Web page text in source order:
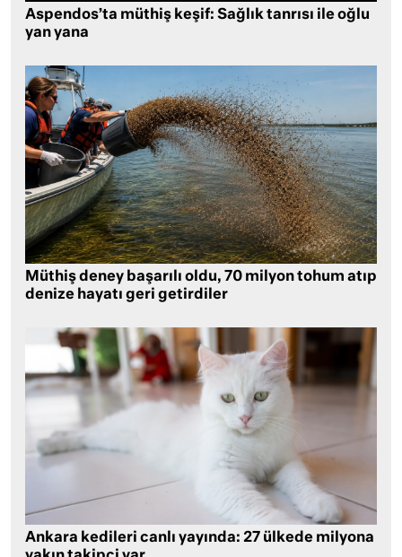
Aspendos’ta müthiş keşif: Sağlık tanrısı ile oğlu
yan yana
Müthiş deney başarılı oldu, 70 milyon tohum atıp
denize hayatı geri getirdiler
Ankara kedileri canlı yayında: 27 ülkede milyona